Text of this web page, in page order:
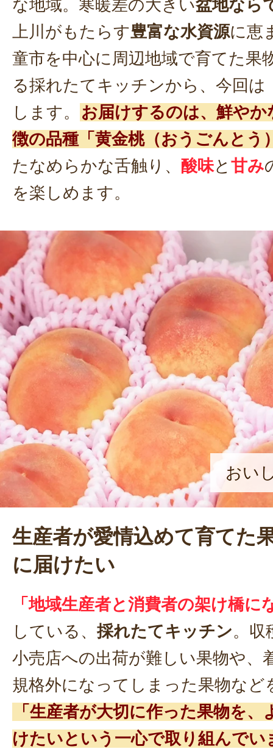
な地域。寒暖差の大きい盆地なら
上川がもたらす豊富な水資源に恵
童市を中心に周辺地域で育てた果
る採れたてキッチンから、今回は
します。
お届けするのは、鮮やか
徴の品種「黄金桃（おうごんとう
たなめらかな舌触り、 酸味と 甘み
を楽しめます。
おい
生産者が愛情込めて育てた
に届けたい
「地域生産者と消費者の架け橋に
している、採れたてキッチン。収
小売店への出荷が難しい果物や、
規格外になってしまった果物など
「生産者が大切に作った果物を
けたいという一心で取り組んでい